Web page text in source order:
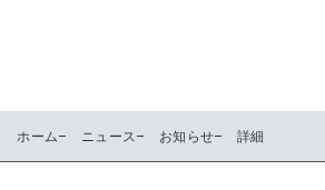
ホーム ニュース お知らせ 詳細